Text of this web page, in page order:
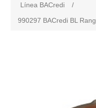
Línea BACredi
/
990297 BACredi BL